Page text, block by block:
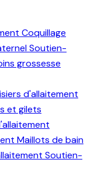
Coquillage
Soutien-
grossesse
d'allaitement
et gilets
Maillots de bain
Soutien-